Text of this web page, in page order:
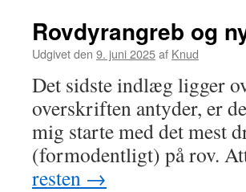
Rovdyrangreb og
Udgivet den 9. juni 2025af Knud
Det sidste indlæg ligger
overskriften antyder, er
mig starte med det mest
(formodentligt) på rov.
resten →